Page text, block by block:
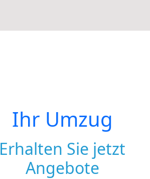
Ihr Umzug
Erhalten Sie jetzt
Angebote